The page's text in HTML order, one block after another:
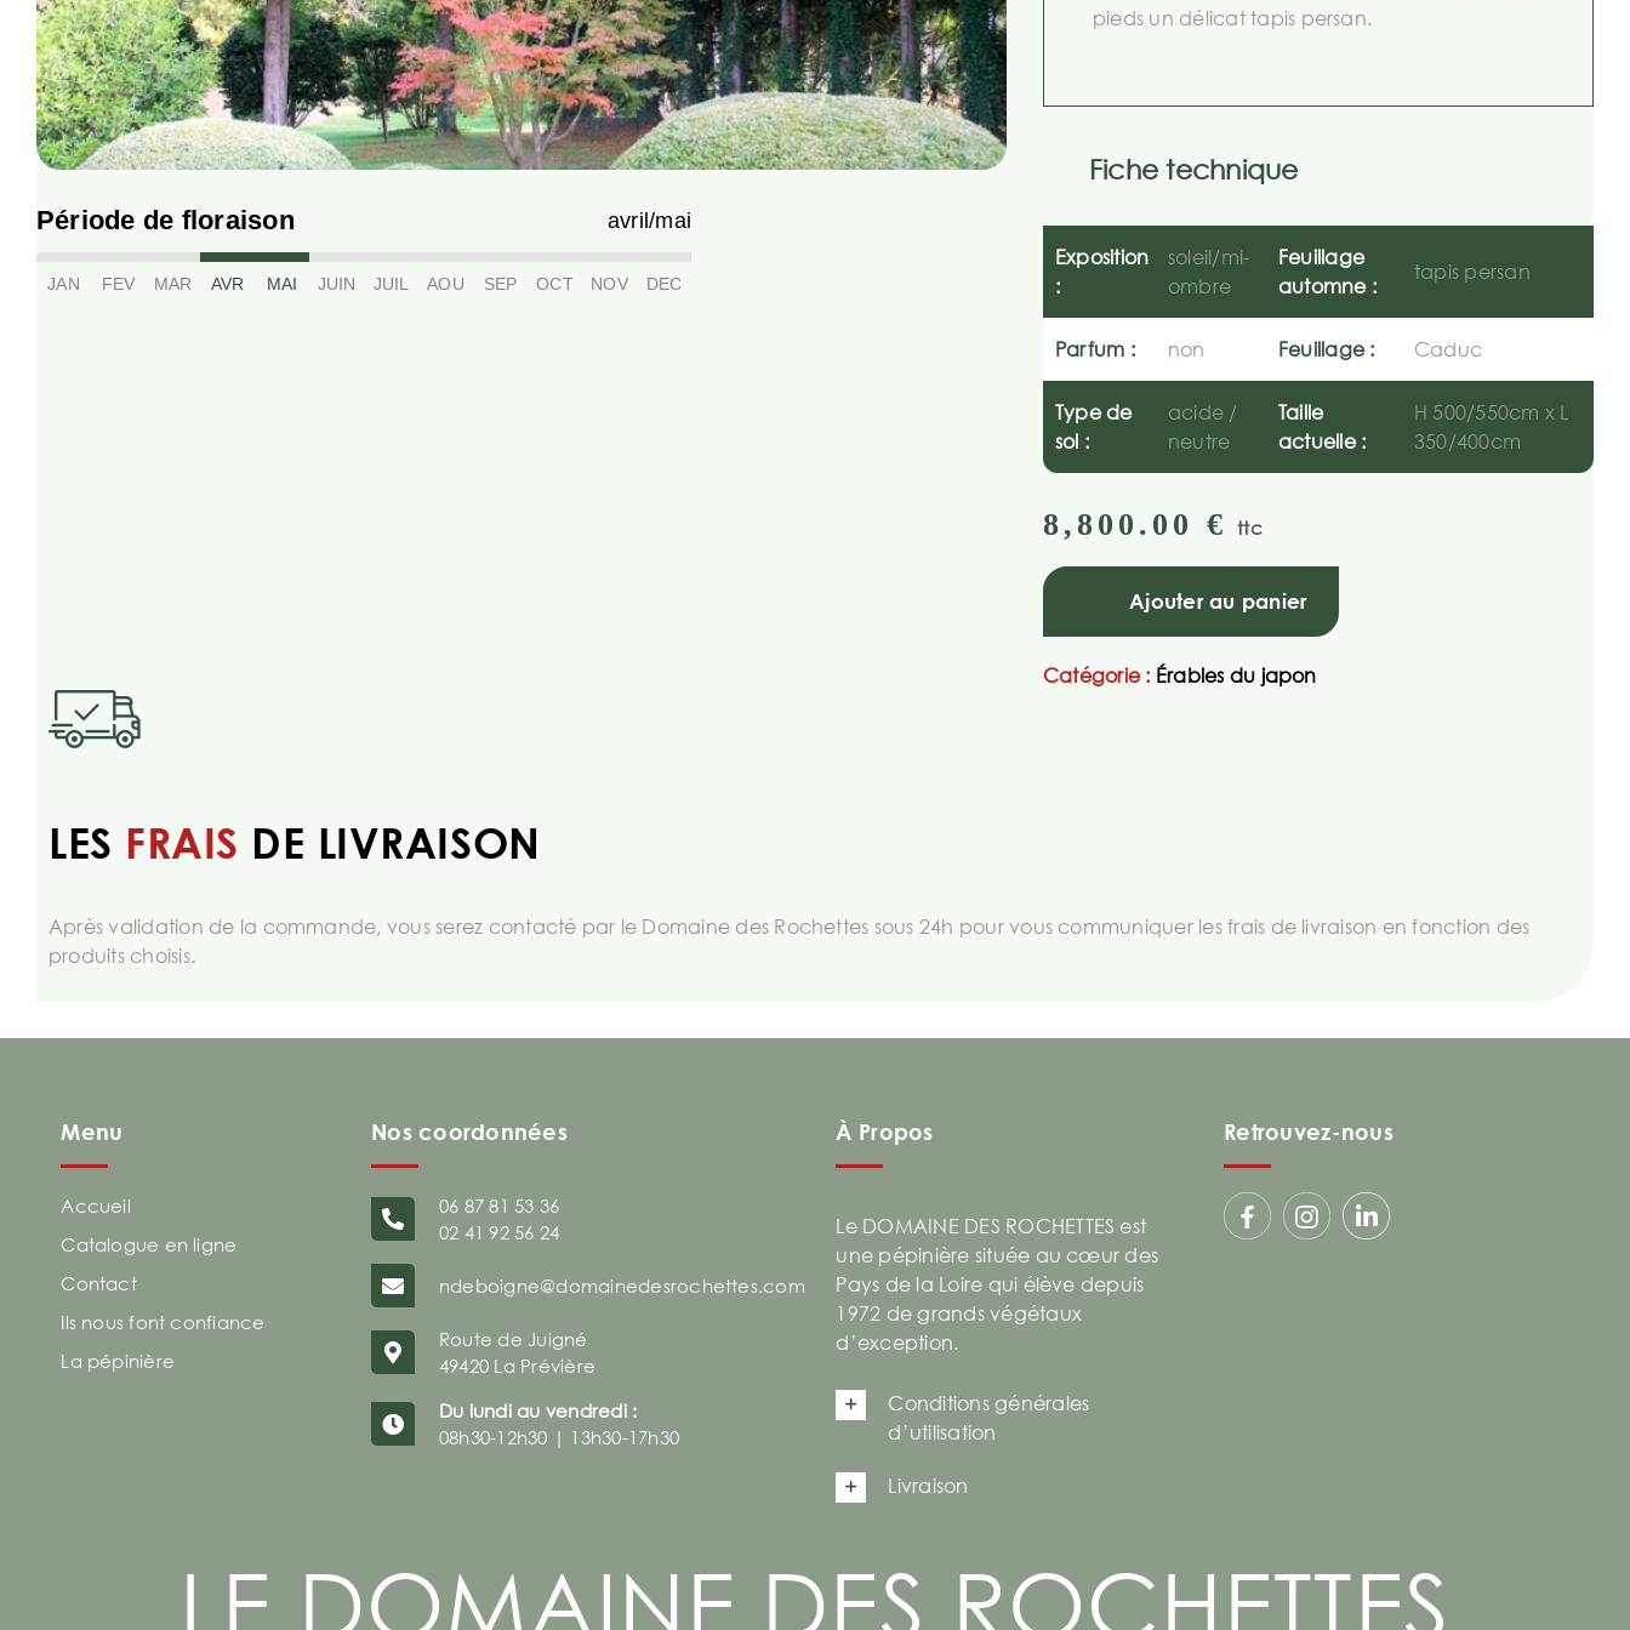
Période de floraison avril/mai
JAN FEV MAR AVR MAI JUIN JUIL AOU SEP OCT NOV DEC
pieds un délicat tapis persan.
Fiche technique
Exposition
:
soleil/mi-
ombre
Feuillage
automne :
tapis persan
Parfum : non Feuillage : Caduc
Type de
sol :
acide /
neutre
Taille
actuelle :
H 500/550cm x L
350/400cm
8,800.00 € ttc
Ajouter au panier
Catégorie : Érables du japon
LES FRAIS DE LIVRAISON
Après validation de la commande, vous serez contacté par le Domaine des Rochettes sous 24h pour vous communiquer les frais de livraison en fonction des
produits choisis.
Menu
Accueil
Catalogue en ligne
Contact
Ils nous font confiance
La pépinière
Nos coordonnées
06 87 81 53 36
02 41 92 56 24
ndeboigne@domainedesrochettes.com
Route de Juigné
49420 La Prévière
Du lundi au vendredi :
08h30-12h30 | 13h30-17h30
À Propos
Le DOMAINE DES ROCHETTES est
une pépinière située au cœur des
Pays de la Loire qui élève depuis
1972 de grands végétaux
d’exception.
Conditions générales
d’utilisation
Livraison
Retrouvez-nous
LE DOMAINE DES ROCHETTES